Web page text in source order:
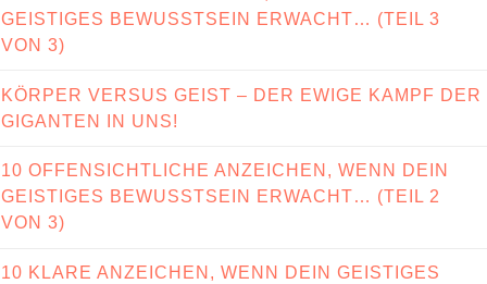
GEISTIGES BEWUSSTSEIN ERWACHT… (TEIL 3
VON 3)
KÖRPER VERSUS GEIST – DER EWIGE KAMPF DER
GIGANTEN IN UNS!
10 OFFENSICHTLICHE ANZEICHEN, WENN DEIN
GEISTIGES BEWUSSTSEIN ERWACHT… (TEIL 2
VON 3)
10 KLARE ANZEICHEN, WENN DEIN GEISTIGES